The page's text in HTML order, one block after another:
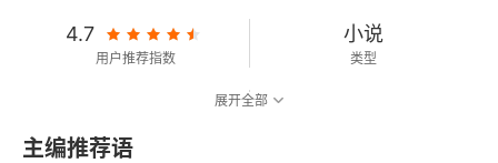
4.7
用户推荐指数
小说
类型
展开全部
主编推荐语